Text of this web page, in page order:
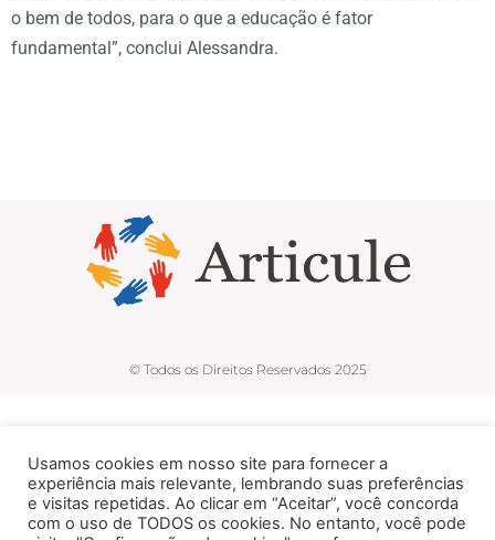
o bem de todos, para o que a educação é fator
fundamental”, conclui Alessandra.
© Todos os Direitos Reservados 2025
Usamos cookies em nosso site para fornecer a
experiência mais relevante, lembrando suas preferências
e visitas repetidas. Ao clicar em “Aceitar”, você concorda
com o uso de TODOS os cookies. No entanto, você pode